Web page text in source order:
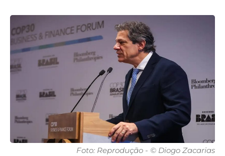
Foto: Reprodução - © Diogo Zacarias